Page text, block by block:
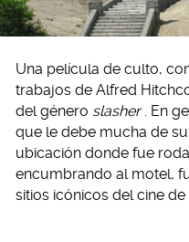
Una película de culto,
trabajos de Alfred
del género slasher . En
que le debe mucha de
ubicación donde fue
encumbrando al motel,
sitios icónicos del cine de